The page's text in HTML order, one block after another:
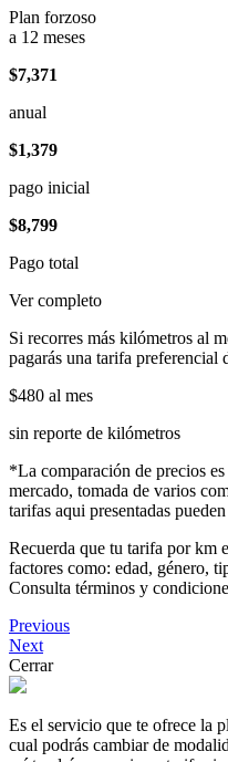
Plan forzoso
a 12 meses
$7,371
anual
$1,379
pago inicial
$8,799
Pago total
Ver completo
Si recorres más kilómetros al
pagarás una tarifa preferencial
$480 al mes
sin reporte de kilómetros
*La comparación de precios
mercado, tomada de varios
tarifas aqui presentadas
Recuerda que tu tarifa por km
factores como: edad, género,
Consulta términos y
Previous
Next
Cerrar
Es el servicio que te ofrece la
cual podrás cambiar de